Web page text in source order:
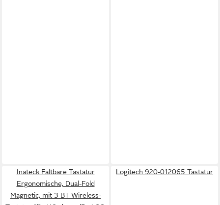
Inateck Faltbare Tastatur
Ergonomische, Dual-Fold
Magnetic, mit 3 BT Wireless-
Logitech 920-012065 Tastatur